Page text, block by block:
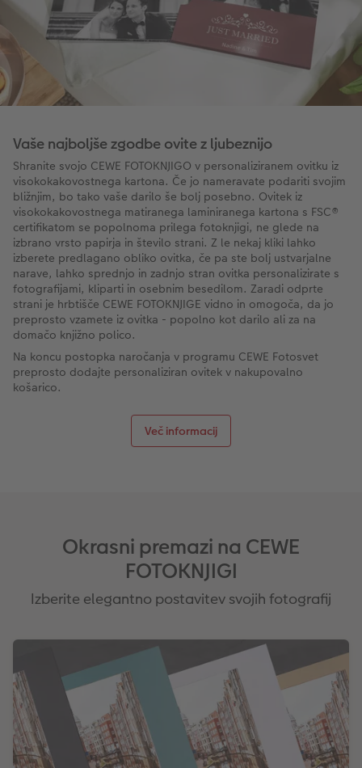
Vaše najboljše zgodbe ovite z ljubeznijo
Shranite svojo CEWE FOTOKNJIGO v personaliziranem ovitku iz
visokokakovostnega kartona. Če jo nameravate podariti svojim
bližnjim, bo tako vaše darilo še bolj posebno. Ovitek iz
visokokakovostnega matiranega laminiranega kartona s FSC®
certifikatom se popolnoma prilega fotoknjigi, ne glede na
izbrano vrsto papirja in število strani. Z le nekaj kliki lahko
izberete predlagano obliko ovitka, če pa ste bolj ustvarjalne
narave, lahko sprednjo in zadnjo stran ovitka personalizirate s
fotografijami, kliparti in osebnim besedilom. Zaradi odprte
strani je hrbtišče CEWE FOTOKNJIGE vidno in omogoča, da jo
preprosto vzamete iz ovitka - popolno kot darilo ali za na
domačo knjižno polico.
Na koncu postopka naročanja v programu CEWE Fotosvet
preprosto dodajte personaliziran ovitek v nakupovalno
košarico.
Več informacij
Okrasni premazi na CEWE
FOTOKNJIGI
Izberite elegantno postavitev svojih fotografij